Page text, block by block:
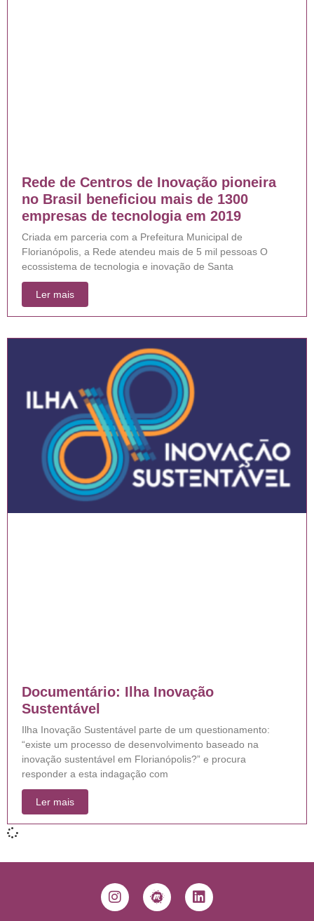
Rede de Centros de Inovação pioneira
no Brasil beneficiou mais de 1300
empresas de tecnologia em 2019
Criada em parceria com a Prefeitura Municipal de
Florianópolis, a Rede atendeu mais de 5 mil pessoas O
ecossistema de tecnologia e inovação de Santa
Ler mais
Documentário: Ilha Inovação
Sustentável
Ilha Inovação Sustentável parte de um questionamento:
“existe um processo de desenvolvimento baseado na
inovação sustentável em Florianópolis?” e procura
responder a esta indagação com
Ler mais